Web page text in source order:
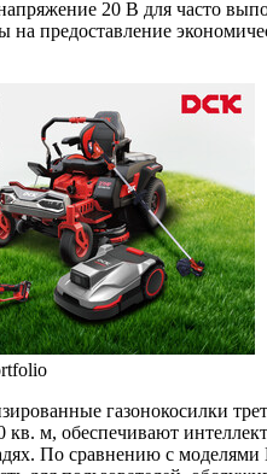
20 В для часто
предоставление
газонокосилки
м, обеспечивают
По сравнению с моделями